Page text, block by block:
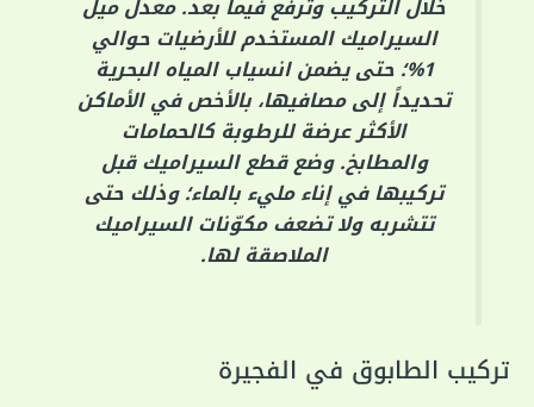
خلال التركيب وترفع فيما بعد. معدل ميل
السيراميك المستخدم للأرضيات حوالي
1%؛ حتى يضمن انسياب المياه البحرية
تحديداً إلى مصافيها، بالأخص في الأماكن
الأكثر عرضة للرطوبة كالحمامات
والمطابخ. وضع قطع السيراميك قبل
تركيبها في إناء مليء بالماء؛ وذلك حتى
تتشربه ولا تضعف مكوّنات السيراميك
الملاصقة لها.
تركيب الطابوق في الفجيرة